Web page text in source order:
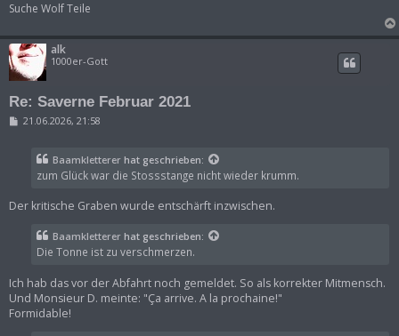
Suche Wolf Teile
alk
1000er-Gott
Re: Saverne Februar 2021
B21.06.2026, 21:58
Baamkletterer hat geschrieben:
zum Glück war die Stossstange nicht wieder krumm.
Der kritische Graben wurde entschärft inzwischen.
Baamkletterer hat geschrieben:
Die Tonne ist zu verschmerzen.
Ich hab das vor der Abfahrt noch gemeldet. So als korrekter Mitmensch.
Und Monsieur D. meinte: "Ça arrive. A la prochaine!"
Formidable!